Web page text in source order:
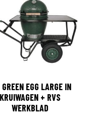
EGG LARGE IN
KRUIWAGEN + RVS
WERKBLAD